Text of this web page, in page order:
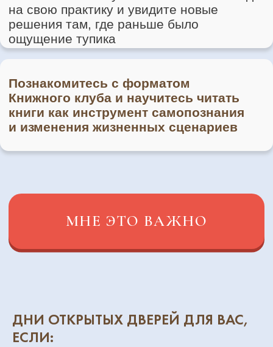
ДНИ ОТКРЫТЫХ ДВЕРЕЙ ДЛЯ ВАС,
ЕСЛИ:
БЕСПЛАТНО
ДОСТУП К ЗАКРЫТОМУ КАНАЛУ
И ПРАКТИКЕ «РЕЙ ДЖУ» ДЛЯ
ГЛУБОКОГО ОБНОВЛЕНИЯ
И ЭНЕРГЕТИЧЕСКОЙ ПЕРЕЗАГРУЗКИ